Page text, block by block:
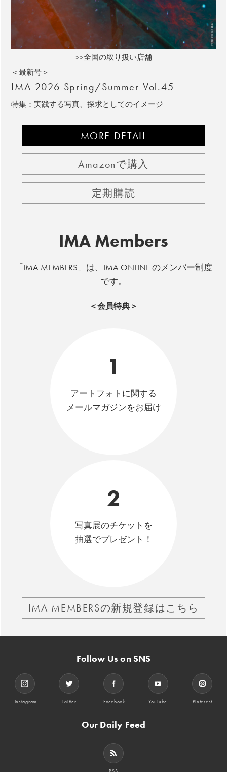
>>全国の取り扱い店舗
＜最新号＞
IMA 2026 Spring/Summer Vol.45
特集：実践する写真、探求としてのイメージ
MORE DETAIL
Amazonで購入
定期購読
IMA Members
「IMA MEMBERS」は、IMA ONLINE のメンバー制度
です。
＜会員特典＞
1
アートフォトに関する
メールマガジンをお届け
2
写真展のチケットを
抽選でプレゼント！
IMA MEMBERSの新規登録はこちら
Follow Us on SNS
Instagram Twitter Facebook YouTube Pinterest
Our Daily Feed